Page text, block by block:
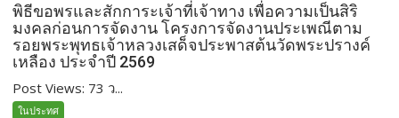
พิธีขอพรและสักการะเจ้าที่เจ้าทาง เพื่อความเป็นสิริ
มงคลก่อนการจัดงาน โครงการจัดงานประเพณีตาม
รอยพระพุทธเจ้าหลวงเสด็จประพาสต้นวัดพระปรางค์
เหลือง ประจำปี 2569
Post Views: 73 ว...
ในประทศ